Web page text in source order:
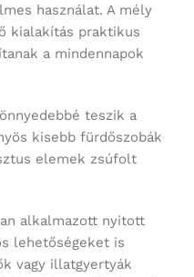
használat. A mély
kialakítás praktikus
a mindennapok
teszik a
kisebb fürdőszobák
elemek zsúfolt
alkalmazott nyitott
lehetőségeket is
vagy illatgyertyák